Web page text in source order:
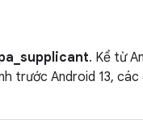
. Kể từ
trước Android 13, các